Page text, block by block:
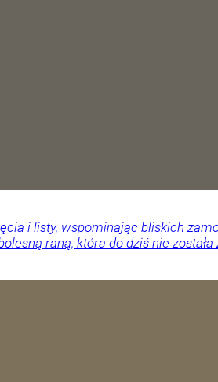
i listy, wspominając bliskich
raną, która do dziś nie została